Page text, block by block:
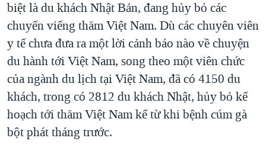
chính
Đi
tới
"Tìm"
TỰ DO BÁO CHÍ
VẠCH TRẦN TIN GIẢ
NGƯỜI VIỆT HẢI NGOẠI
ĐỜI SỐNG
KINH TẾ
KHOA HỌC
SỨC KHOẺ
CHUYÊN ĐỀ
CHIẾN TRANH THƯƠNG MẠI CỦA MỸ: QUÁ KHỨ VÀ HIỆN
TẠI
HÀNH TRÌNH BẦU CỬ 2024
GIẢI MÃ VÀNH ĐAI & CON ĐƯỜNG
NGÀY TỊ NẠN THẾ GIỚI
HỌC TIẾNG ANH
VIDEO
NGHE
MẠNG XÃ HỘI
biệt là du khách Nhật Bản, đang hủy bỏ các
chuyến viếng thăm Việt Nam. Dù các chuyên viên
y tế chưa đưa ra một lời cảnh báo nào về chuyện
du hành tới Việt Nam, song theo một viên chức
của ngành du lịch tại Việt Nam, đã có 4150 du
khách, trong có 2812 du khách Nhật, hủy bỏ kế
hoạch tới thăm Việt Nam kể từ khi bệnh cúm gà
bột phát tháng trước.